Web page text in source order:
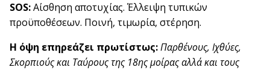
SOS:Αίσθηση αποτυχίας. Έλλειψη τυπικών
προϋποθέσεων. Ποινή, τιμωρία, στέρηση.
Η όψη επηρεάζει πρωτίστως:Παρθένους, Ιχθύες,
Σκορπιούς και Ταύρους της 18ης μοίρας αλλά και τους